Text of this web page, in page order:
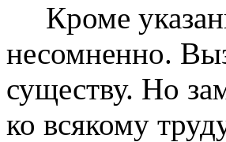
Кроме
несомненно.
существу. Но
ко всякому